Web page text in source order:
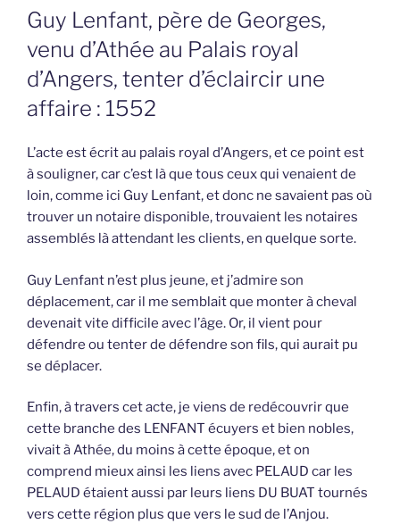
LE
Guy Lenfant, père de Georges,
venu d’Athée au Palais royal
d’Angers, tenter d’éclaircir une
affaire : 1552
L’acte est écrit au palais royal d’Angers, et ce point est
à souligner, car c’est là que tous ceux qui venaient de
loin, comme ici Guy Lenfant, et donc ne savaient pas où
trouver un notaire disponible, trouvaient les notaires
assemblés là attendant les clients, en quelque sorte.
Guy Lenfant n’est plus jeune, et j’admire son
déplacement, car il me semblait que monter à cheval
devenait vite difficile avec l’âge. Or, il vient pour
défendre ou tenter de défendre son fils, qui aurait pu
se déplacer.
Enfin, à travers cet acte, je viens de redécouvrir que
cette branche des LENFANT écuyers et bien nobles,
vivait à Athée, du moins à cette époque, et on
comprend mieux ainsi les liens avec PELAUD car les
PELAUD étaient aussi par leurs liens DU BUAT tournés
vers cette région plus que vers le sud de l’Anjou.